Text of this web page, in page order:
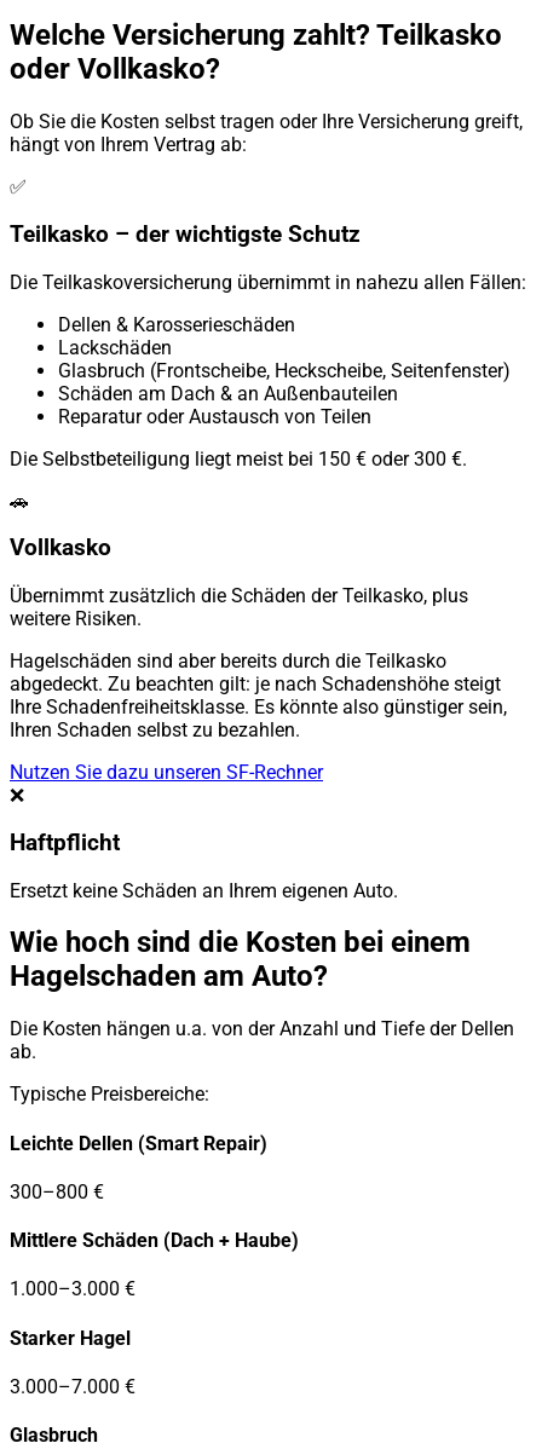
Welche Versicherung zahlt? Teilkasko
oder Vollkasko?
Ob Sie die Kosten selbst tragen oder Ihre Versicherung greift,
hängt von Ihrem Vertrag ab:
✅
Teilkasko – der wichtigste Schutz
Die Teilkaskoversicherung übernimmt in nahezu allen Fällen:
Dellen & Karosserieschäden
Lackschäden
Glasbruch (Frontscheibe, Heckscheibe, Seitenfenster)
Schäden am Dach & an Außenbauteilen
Reparatur oder Austausch von Teilen
Die Selbstbeteiligung liegt meist bei 150 € oder 300 €.
🚗
Vollkasko
Übernimmt zusätzlich die Schäden der Teilkasko, plus
weitere Risiken.
Hagelschäden sind aber bereits durch die Teilkasko
abgedeckt. Zu beachten gilt: je nach Schadenshöhe steigt
Ihre Schadenfreiheitsklasse. Es könnte also günstiger sein,
Ihren Schaden selbst zu bezahlen.
Nutzen Sie dazu unseren SF-Rechner
❌
Haftpflicht
Ersetzt keine Schäden an Ihrem eigenen Auto.
Wie hoch sind die Kosten bei einem
Hagelschaden am Auto?
Die Kosten hängen u.a. von der Anzahl und Tiefe der Dellen
ab.
Typische Preisbereiche:
Leichte Dellen (Smart Repair)
300–800 €
Mittlere Schäden (Dach + Haube)
1.000–3.000 €
Starker Hagel
3.000–7.000 €
Glasbruch